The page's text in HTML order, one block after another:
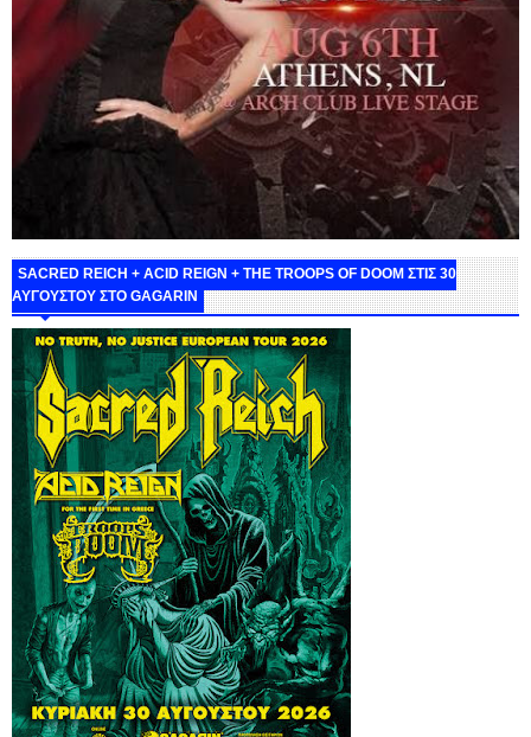
SACRED REICH + ACID REIGN + THE TROOPS OF DOOM ΣΤΙΣ 30
ΑΥΓΟΥΣΤΟΥ ΣΤΟ GAGARIN